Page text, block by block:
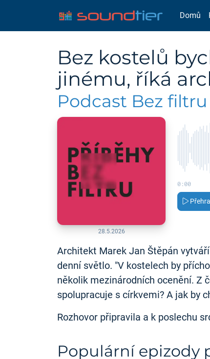
Domů
Bez kostelů
jinému, říká
Podcast Bez filtru
28.5.2026
0:00
Architekt Marek Jan Štěpán
denní světlo. "V kostelech by
několik mezinárodních ocenění. Z
spolupracuje s církvemi? A jak by
Rozhovor připravila a k poslechu
Populární epizody